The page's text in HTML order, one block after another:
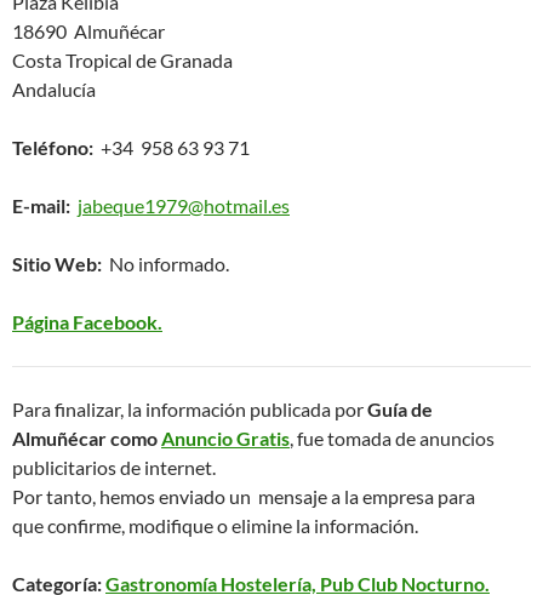
18690 Almuñécar
Costa Tropical de Granada
Andalucía
Teléfono: +34 958 63 93 71
E-mail: jabeque1979@hotmail.es
Sitio Web: No informado.
Página Facebook.
Para finalizar, la información publicada porGuía de
Almuñécar como Anuncio Gratis , fue tomada de anuncios
publicitarios de internet.
Por tanto, hemos enviado un mensaje a la empresa para
que confirme, modifique o elimine la información.
Categoría:Gastronomía Hostelería, Pub Club Nocturno.